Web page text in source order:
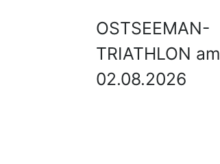
OSTSEEMAN-
TRIATHLON am
02.08.2026